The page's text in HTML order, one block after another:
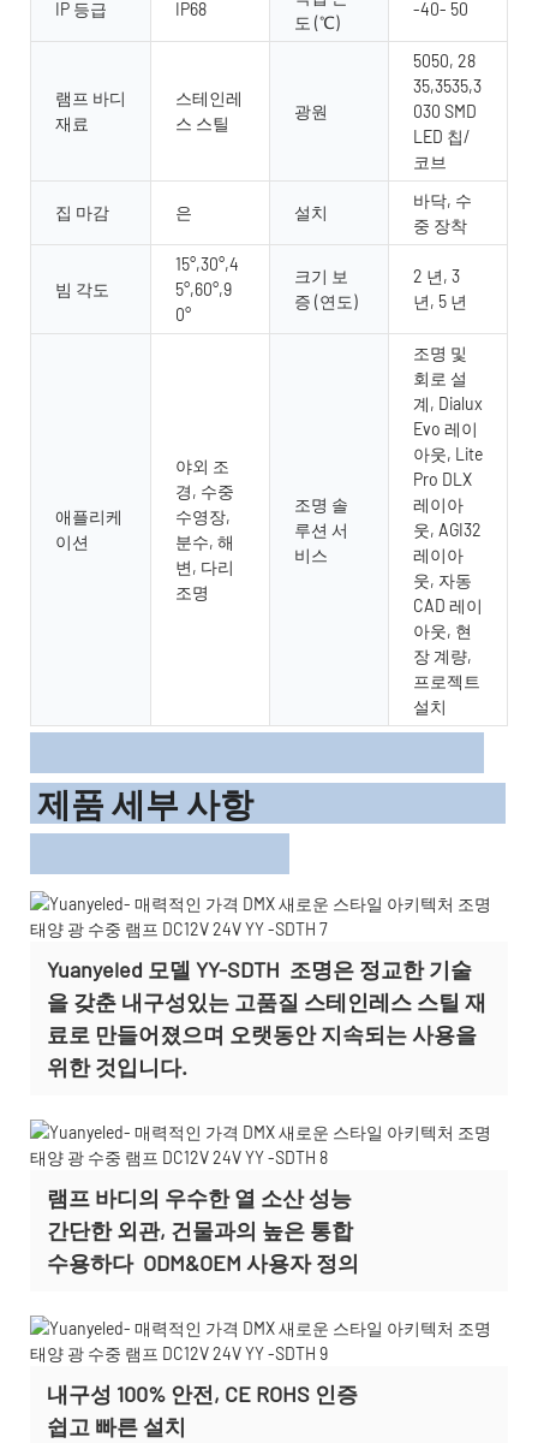
IP 등급 IP68
도 (℃)
-40- 50
램프 바디
재료
스테인레
스 스틸
광원
5050, 28
35,3535,3
030 SMD
LED 칩/
코브
집 마감 은 설치
바닥, 수
중 장착
빔 각도
15°,30°,4
5°,60°,9
0°
크기 보
증 (연도)
2 년, 3
년, 5 년
애플리케
이션
야외 조
경, 수중
수영장,
분수, 해
변, 다리
조명
조명 솔
루션 서
비스
조명 및
회로 설
계, Dialux
Evo 레이
아웃, Lite
Pro DLX
레이아
웃, AGI32
레이아
웃, 자동
CAD 레이
아웃, 현
장 계량,
프로젝트
설치
제품 세부 사항
Yuanyeled 모델 YY-SDTH 조명은 정교한 기술
을 갖춘 내구성있는 고품질 스테인레스 스틸 재
료로 만들어졌으며 오랫동안 지속되는 사용을
위한 것입니다.
램프 바디의 우수한 열 소산 성능
간단한 외관, 건물과의 높은 통합
수용하다 ODM&OEM 사용자 정의
내구성 100% 안전, CE ROHS 인증
쉽고 빠른 설치